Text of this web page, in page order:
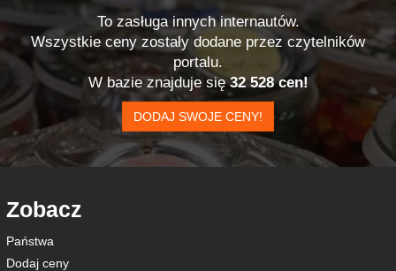
To zasługa innych internautów.
Wszystkie ceny zostały dodane przez czytelników
portalu.
W bazie znajduje się32 528 cen!
DODAJ SWOJE CENY!
Zobacz
Państwa
Dodaj ceny